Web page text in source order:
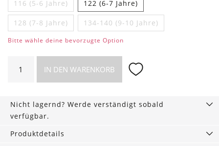
116 (5-6 Jahre) 122 (6-7 Jahre)
128 (7-8 Jahre) 134-140 (9-10 Jahre)
Bitte wähle deine bevorzugte Option
Langarmshirt
Menge
IN DEN WARENKORB
Nicht lagernd? Werde verständigt sobald
verfügbar.
Produktdetails